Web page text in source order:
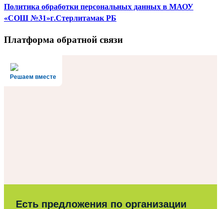
Политикаобработки персональных данныхв МАОУ
«СОШ №31»г.Стерлитамак РБ
Платформа обратной связи
Решаем вместе
Есть предложения по организации